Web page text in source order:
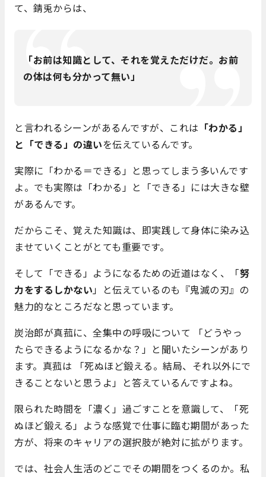
て、錆兎からは、
「お前は知識として、それを覚えただけだ。お前
の体は何も分かって無い」
と言われるシーンがあるんですが、これは 「わかる」
と「できる」の違いを伝えているんです。
実際に「わかる＝できる」と思ってしまう多いんです
よ。でも実際は「わかる」と「できる」には大きな壁
があるんです。
だからこそ、覚えた知識は、即実践して身体に染み込
ませていくことがとても重要です。
そして「できる」ようになるための近道はなく、「努
力をするしかない」と伝えているのも『鬼滅の刃』の
魅力的なところだなと思っています。
炭治郎が真菰に、全集中の呼吸について 「どうやっ
たらできるようになるかな？」と聞いたシーンがあり
ます。真菰は 「死ぬほど鍛える。結局、それ以外にで
きることないと思うよ」と答えているんですよね。
限られた時間を「濃く」過ごすことを意識して、「死
ぬほど鍛える」ような感覚で仕事に臨む期間があった
方が、将来のキャリアの選択肢が絶対に拡がります。
では、社会人生活のどこでその期間をつくるのか。私